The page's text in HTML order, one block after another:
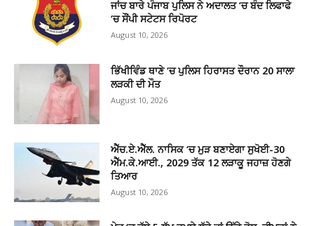
ਜਾਂਚ ਬਾਰੇ ਪੰਜਾਬ ਪੁਲਿਸ ਨੇ ਅਦਾਲਤ ‘ਚ ਬੰਦ ਲਿਫਾਫੇ
‘ਚ ਸੌਂਪੀ ਸਟੇਟਸ ਰਿਪੋਰਟ
August 10, 2026
ਭਿੱਖੀਵਿੰਡ ਥਾਣੇ ‘ਚ ਪੁਲਿਸ ਹਿਰਾਸਤ ਦੌਰਾਨ 20 ਸਾਲਾ
ਲੜਕੀ ਦੀ ਮੌਤ
August 10, 2026
ਐੱਚ.ਏ.ਐੱਲ. ਨਾਸਿਕ ‘ਚ ਮੁੜ ਬਣਾਏਗਾ ਸੁਖੋਈ-30
ਐੱਮ.ਕੇ.ਆਈ., 2029 ਤੱਕ 12 ਲੜਾਕੂ ਜਹਾਜ਼ ਹੋਣਗੇ
ਤਿਆਰ
August 10, 2026